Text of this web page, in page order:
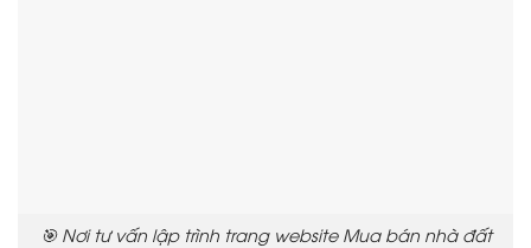
🎯 Nơi tư vấn lập trình trang website Mua bán nhà đất